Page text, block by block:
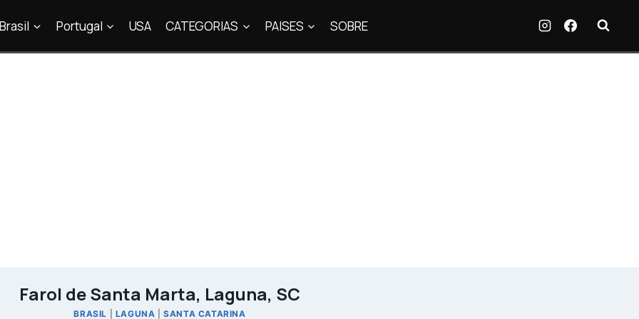
Brasil Portugal USA CATEGORIAS PAISES SOBRE
Farol de Santa Marta, Laguna, SC
BRASIL LAGUNA |SANTA CATARINA